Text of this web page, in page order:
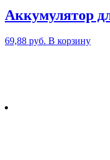
Аккумулятор
69,88 руб. В корзину